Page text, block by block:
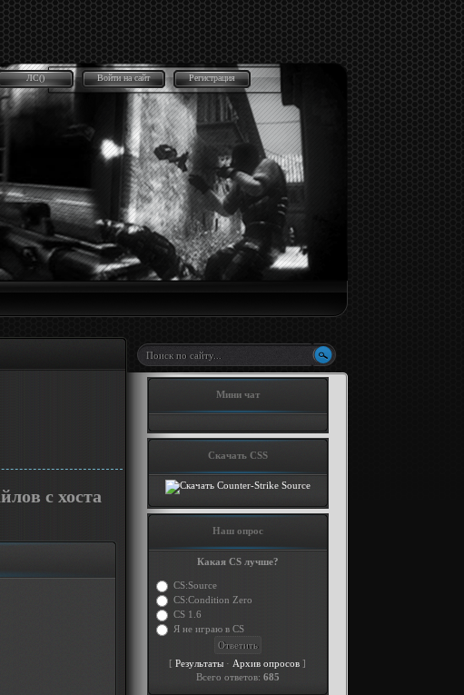
ЛС() Войти на сайт Регистрация
с хоста
Мини чат
Скачать CSS
Наш опрос
Какая CS лучше?
CS:Source
CS:Condition Zero
CS 1.6
Я не играю в CS
[ Результаты · Архив опросов ]
Всего ответов: 685